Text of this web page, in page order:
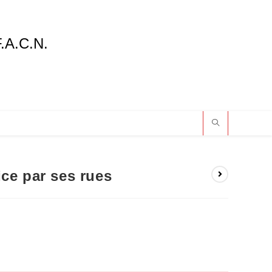
par ses rues